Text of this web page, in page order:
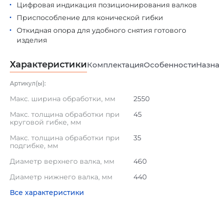
Цифровая индикация позиционирования валков
Приспособление для конической гибки
Откидная опора для удобного снятия готового
изделия
ХарактеристикиКомплектацияОсобенности
Артикул(ы):
Макс. ширина обработки, мм
2550
Макс. толщина обработки при
круговой гибке, мм
45
Макс. толщина обработки при
подгибке, мм
35
Диаметр верхнего валка, мм
460
Диаметр нижнего валка, мм
440
Все характеристики